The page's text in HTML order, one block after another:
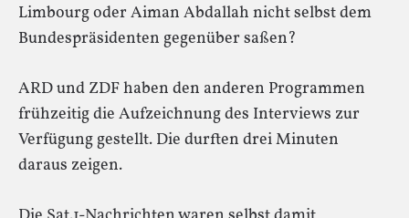
Limbourg oder Aiman Abdallah nicht selbst dem
Bundespräsidenten gegenüber saßen?
ARD und ZDF haben den anderen Programmen
frühzeitig die Aufzeichnung des Interviews zur
Verfügung gestellt. Die durften drei Minuten
daraus zeigen.